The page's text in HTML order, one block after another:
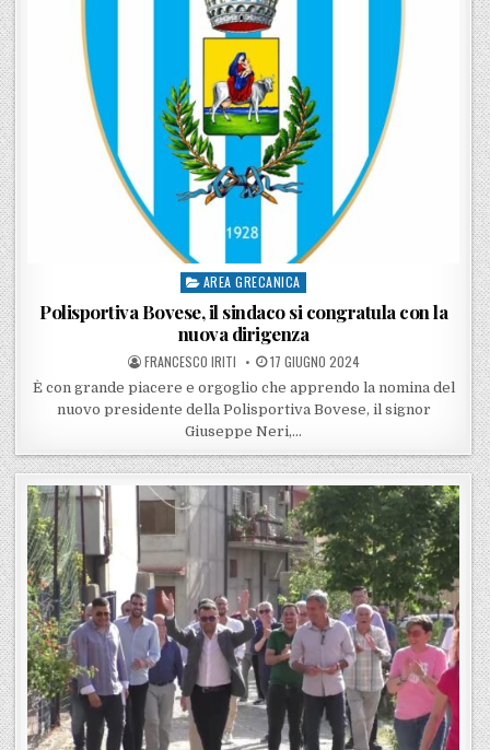
Posted in
AREA GRECANICA
Polisportiva Bovese, il sindaco si congratula con la
nuova dirigenza
POSTED BY
FRANCESCO IRITI POSTED ON
17 GIUGNO 2024
È con grande piacere e orgoglio che apprendo la nomina del
nuovo presidente della Polisportiva Bovese, il signor
Giuseppe Neri,…